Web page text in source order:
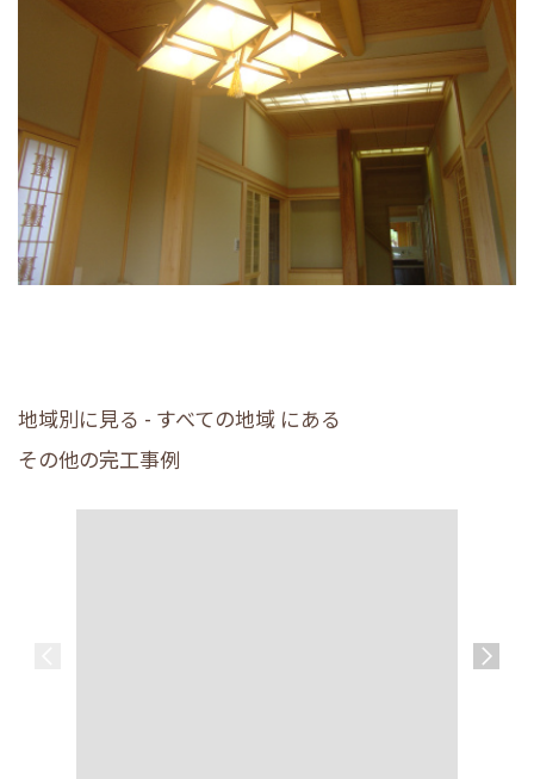
地域別に見る - すべての地域 にある
その他の完工事例